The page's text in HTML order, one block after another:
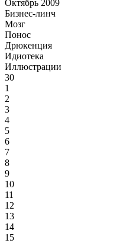
Октябрь 2009
Бизнес-линч
Мозг
Понос
Дрюкенция
Идиотека
Иллюстрации
30
1
2
3
4
5
6
7
8
9
10
11
12
13
14
15